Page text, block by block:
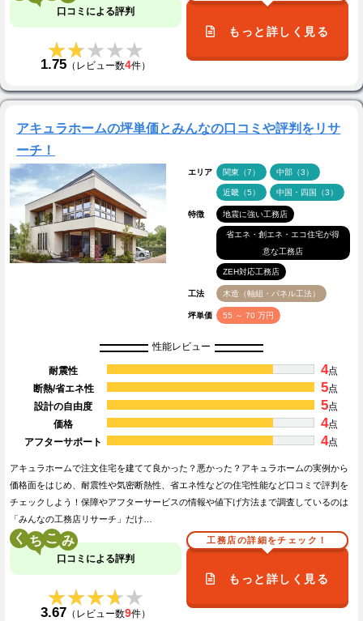
口コミによる評判
★★★★★
★★★★★
1.75 （レビュー数4件）
もっと詳しく見る
アキュラホームの坪単価とみんなの口コミや評判をリサ
ーチ！
エリア 関東（7） 中部（3）
近畿（5） 中国・四国（3）
特徴 地震に強い工務店
省エネ・創エネ・エコ住宅が得
意な工務店
ZEH対応工務店
工法 木造（軸組・パネル工法）
坪単価 55 ～ 70 万円
性能レビュー
耐震性 4点
断熱/省エネ性
5点
設計の自由度
5点
価格
4点
アフターサポート
4点
アキュラホームで注文住宅を建てて良かった？悪かった？アキュラホームの実例から
価格面をはじめ、耐震性や気密断熱性、省エネ性などの住宅性能など口コミで評判を
チェックしよう！保障やアフターサービスの情報や値下げ方法まで調査しているのは
「みんなの工務店リサーチ」だけ…
く こ
口コミによる評判
★★★★★
★★★★★
3.67 （レビュー数9件）
工務店の詳細をチェック！
もっと詳しく見る